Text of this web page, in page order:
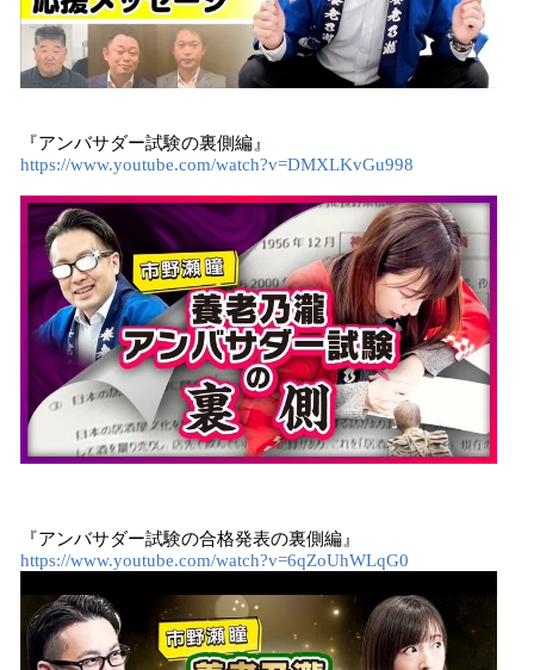
『アンバサダー試験の裏側編』
https://www.youtube.com/watch?v=DMXLKvGu998
『アンバサダー試験の合格発表の裏側編』
https://www.youtube.com/watch?v=6qZoUhWLqG0